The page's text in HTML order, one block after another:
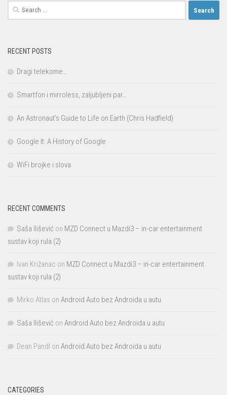
Search
for:
RECENT POSTS
Dragi telekome…
Smartfon i mirroless, zaljubljeni par…
An Astronaut’s Guide to Life on Earth (Chris Hadfield)
Google It: A History of Google
WiFi brojke i slova
RECENT COMMENTS
Saša Ilišević on MZD Connect u Mazdi3 – in-car entertainment
sustav koji rula (2)
Ivan Križanac on MZD Connect u Mazdi3 – in-car entertainment
sustav koji rula (2)
Mirko Atlas on Android Auto bez Androida u autu
Saša Ilišević on Android Auto bez Androida u autu
Dean Pandl on Android Auto bez Androida u autu
CATEGORIES